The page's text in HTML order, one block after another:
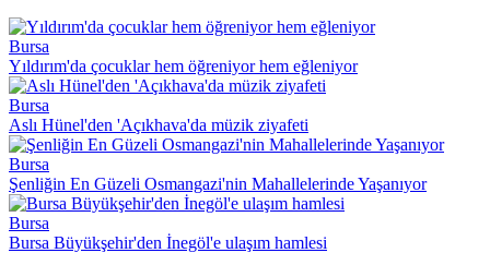
Bursa
Yıldırım'da çocuklar hem öğreniyor hem eğleniyor
Bursa
Aslı Hünel'den 'Açıkhava'da müzik ziyafeti
Bursa
Şenliğin En Güzeli Osmangazi'nin Mahallelerinde Yaşanıyor
Bursa
Bursa Büyükşehir'den İnegöl'e ulaşım hamlesi